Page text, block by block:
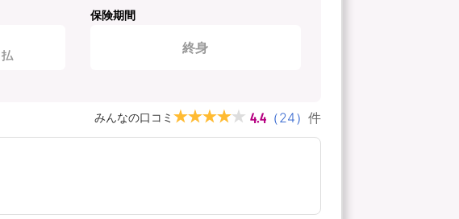
保険期間
終身
みんなの口コミ 4.4 （24） 件